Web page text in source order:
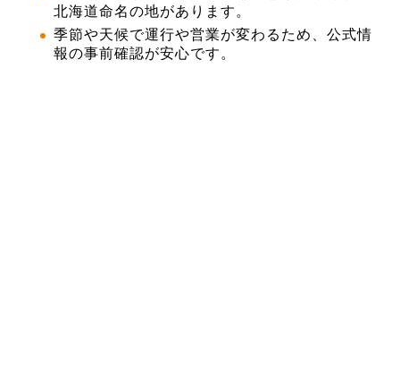
北海道命名の地があります。
季節や天候で運行や営業が変わるため、公式情
報の事前確認が安心です。